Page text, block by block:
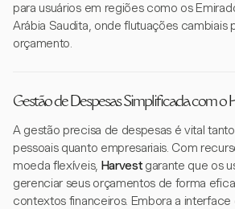
para usuários em regiões como os
Arábia Saudita, onde flutuações cambiais
orçamento.
Gestão de Despesas Simplificada com o
A gestão precisa de despesas é vital
pessoais quanto empresariais. Com
moeda flexíveis, Harvestgarante que os
gerenciar seus orçamentos de forma
contextos financeiros. Embora a interface